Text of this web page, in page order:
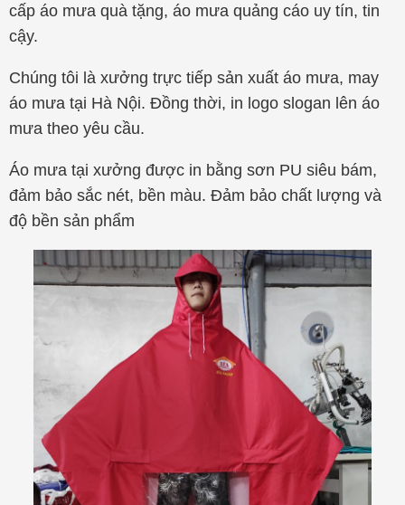
cấp áo mưa quà tặng, áo mưa quảng cáo uy tín, tin
cậy.
Chúng tôi là xưởng trực tiếp sản xuất áo mưa, may
áo mưa tại Hà Nội. Đồng thời, in logo slogan lên áo
mưa theo yêu cầu.
Áo mưa tại xưởng được in bằng sơn PU siêu bám,
đảm bảo sắc nét, bền màu. Đảm bảo chất lượng và
độ bền sản phẩm